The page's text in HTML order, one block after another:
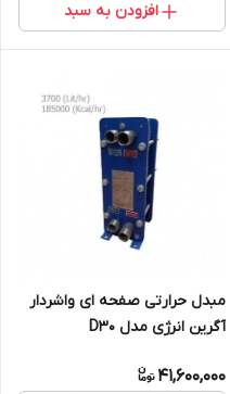
افزودن به سبد
مبدل حرارتی صفحه ای واشردار
آگرین انرژی مدل D30
41,600,000